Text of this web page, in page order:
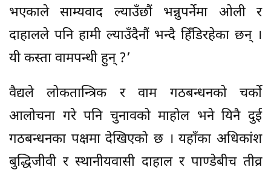
भएकाले साम्यवाद ल्याउँछौं भन्नुपर्नेमा ओली र
दाहालले पनि हामी ल्याउँदैनौं भन्दै हिँडिरहेका छन् ।
यी कस्ता वामपन्थी हुन् ?’
वैद्यले लोकतान्त्रिक र वाम गठबन्धनको चर्को
आलोचना गरे पनि चुनावको माहोल भने यिनै दुई
गठबन्धनका पक्षमा देखिएको छ । यहाँका अधिकांश
बुद्धिजीवी र स्थानीयवासी दाहाल र पाण्डेबीच तीव्र